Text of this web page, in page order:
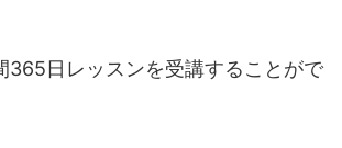
365日レッスンを受講することがで